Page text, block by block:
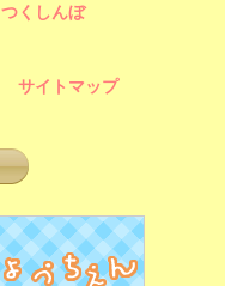
つくしんぼ
サイトマップ